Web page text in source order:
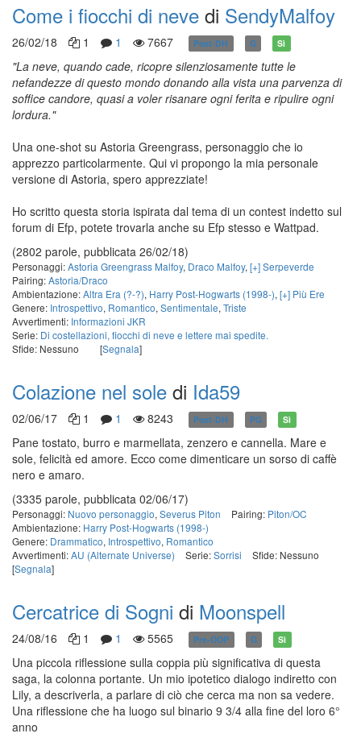
Come i fiocchi di neve di SendyMalfoy
26/02/18 1 1 7667 Post-DH G Sì
"La neve, quando cade, ricopre silenziosamente tutte le
nefandezze di questo mondo donando alla vista una parvenza di
soffice candore, quasi a voler risanare ogni ferita e ripulire ogni
lordura."
Una one-shot su Astoria Greengrass, personaggio che io
apprezzo particolarmente. Qui vi propongo la mia personale
versione di Astoria, spero apprezziate!
Ho scritto questa storia ispirata dal tema di un contest indetto sul
forum di Efp, potete trovarla anche su Efp stesso e Wattpad.
(2802 parole, pubblicata 26/02/18)
Personaggi:Astoria Greengrass Malfoy, Draco Malfoy, [+] Serpeverde
Pairing:Astoria/Draco
Ambientazione:Altra Era (?-?), Harry Post-Hogwarts (1998-), [+] Più Ere
Genere: Introspettivo, Romantico, Sentimentale, Triste
Avvertimenti: Informazioni JKR
Serie: Di costellazioni, fiocchi di neve e lettere mai spedite.
Sfide: Nessuno
[Segnala]
Colazione nel sole di Ida59
02/06/17 1 1 8243 Post-DH PG Sì
Pane tostato, burro e marmellata, zenzero e cannella. Mare e
sole, felicità ed amore. Ecco come dimenticare un sorso di caffè
nero e amaro.
(3335 parole, pubblicata 02/06/17)
Personaggi: Nuovo personaggio, Severus Piton Pairing: Piton/OC
Ambientazione: Harry Post-Hogwarts (1998-)
Genere: Drammatico, Introspettivo, Romantico
Avvertimenti:AU (Alternate Universe) Serie:Sorrisi
Sfide: Nessuno
[Segnala]
Cercatrice di Sogni di Moonspell
24/08/16 1 1 5565 Pre-OOP G Sì
Una piccola riflessione sulla coppia più significativa di questa
saga, la colonna portante. Un mio ipotetico dialogo indiretto con
Lily, a descriverla, a parlare di ciò che cerca ma non sa vedere.
Una riflessione che ha luogo sul binario 9 3/4 alla fine del loro 6°
anno